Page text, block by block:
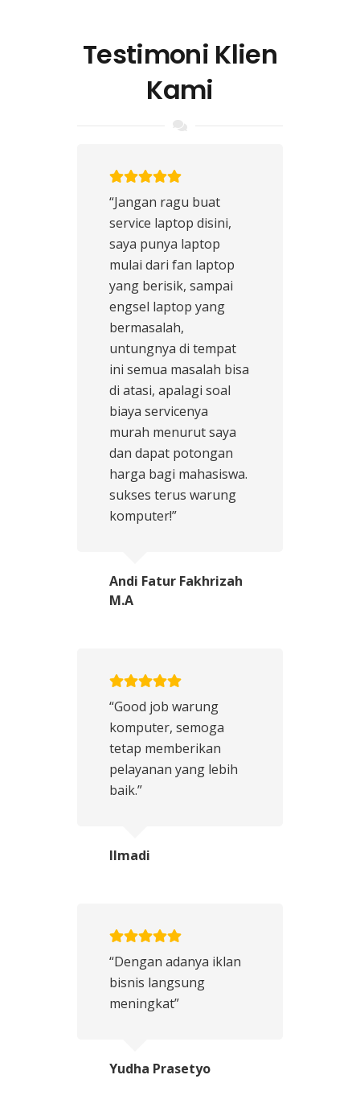
Testimoni Klien
Kami
“Jangan ragu buat
service laptop disini,
saya punya laptop
mulai dari fan laptop
yang berisik, sampai
engsel laptop yang
bermasalah,
untungnya di tempat
ini semua masalah bisa
di atasi, apalagi soal
biaya servicenya
murah menurut saya
dan dapat potongan
harga bagi mahasiswa.
sukses terus warung
komputer!”
Andi Fatur Fakhrizah
M.A
“Good job warung
komputer, semoga
tetap memberikan
pelayanan yang lebih
baik.”
Ilmadi
“Dengan adanya iklan
bisnis langsung
meningkat”
Yudha Prasetyo